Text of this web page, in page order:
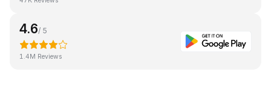
4.6/ 5
1.4M Reviews